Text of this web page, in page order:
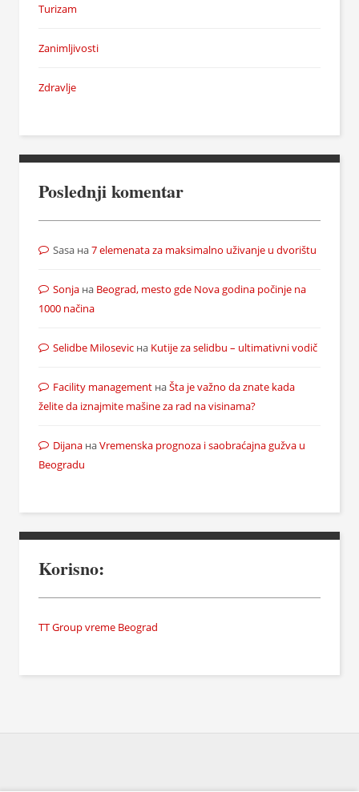
Turizam
Zanimljivosti
Zdravlje
Poslednji komentar
Sasa на7 elemenata za maksimalno uživanje u dvorištu
Sonja на Beograd, mesto gde Nova godina počinje na
1000 načina
Selidbe Milosevic на Kutije za selidbu – ultimativni vodič
Facility management наŠta je važno da znate kada
želite da iznajmite mašine za rad na visinama?
Dijana наVremenska prognoza i saobraćajna gužva u
Beogradu
Korisno:
TT Group vreme Beograd